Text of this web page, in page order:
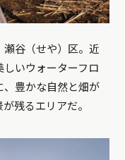
谷（せや）区。近
いウォーターフロ
、豊かな自然と畑が
残るエリアだ。